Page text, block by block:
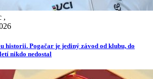
,
historii. Pogačar je jediný závod od klubu, do
nikdo nedostal